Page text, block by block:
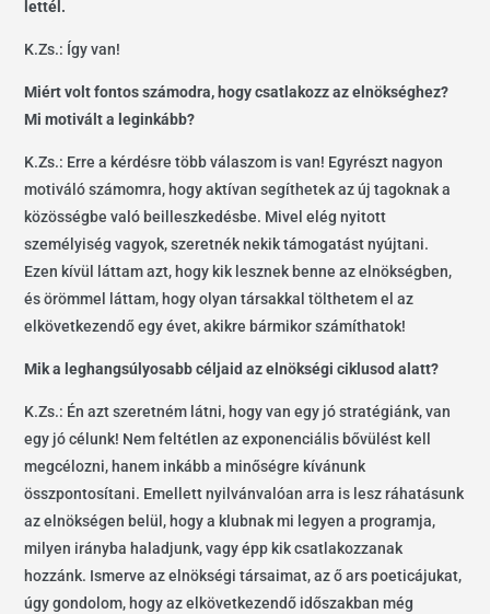
lettél.
K.Zs.: Így van!
Miért volt fontos számodra, hogy csatlakozz az elnökséghez?
Mi motivált a leginkább?
K.Zs.: Erre a kérdésre több válaszom is van! Egyrészt nagyon
motiváló számomra, hogy aktívan segíthetek az új tagoknak a
közösségbe való beilleszkedésbe. Mivel elég nyitott
személyiség vagyok, szeretnék nekik támogatást nyújtani.
Ezen kívül láttam azt, hogy kik lesznek benne az elnökségben,
és örömmel láttam, hogy olyan társakkal tölthetem el az
elkövetkezendő egy évet, akikre bármikor számíthatok!
Mik a leghangsúlyosabb céljaid az elnökségi ciklusod alatt?
K.Zs.: Én azt szeretném látni, hogy van egy jó stratégiánk, van
egy jó célunk! Nem feltétlen az exponenciális bővülést kell
megcélozni, hanem inkább a minőségre kívánunk
összpontosítani. Emellett nyilvánvalóan arra is lesz ráhatásunk
az elnökségen belül, hogy a klubnak mi legyen a programja,
milyen irányba haladjunk, vagy épp kik csatlakozzanak
hozzánk. Ismerve az elnökségi társaimat, az ő ars poeticájukat,
úgy gondolom, hogy az elkövetkezendő időszakban még